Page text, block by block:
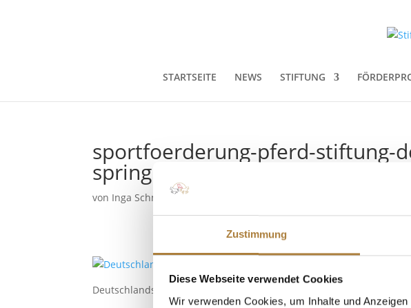
Zustimmung
Diese Webseite verwendet Cookies
Wir verwenden Cookies, um Inhalte und
STARTSEITE NEWS STIFTUNG
sportfoerderung-pferd-stiftung-
springpokal-finalisten-news
von Inga Schmidt|21. Juni 2019
Deutschlands U25 Springpokal der Stiftung Deutscher